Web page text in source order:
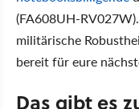
(FA608UH-RV027W)
militärische
bereit für eure
Das gibt es